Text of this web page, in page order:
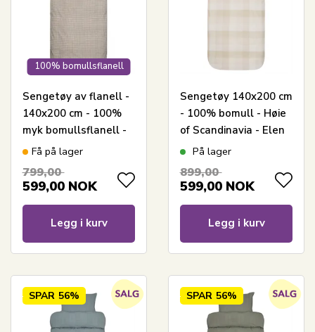
100% bomullsflanell
Sengetøy av flanell -
140x200 cm - 100%
myk bomullsflanell -
Høie of Scandinavia -
Få på lager
799,00
599,00 NOK
Legg i kurv
Sengetøy 140x200 cm
- 100% bomull - Høie
of Scandinavia - Elen
GulPå lager
899,00
599,00 NOK
Legg i kurv
SPAR 56% SPAR 56%